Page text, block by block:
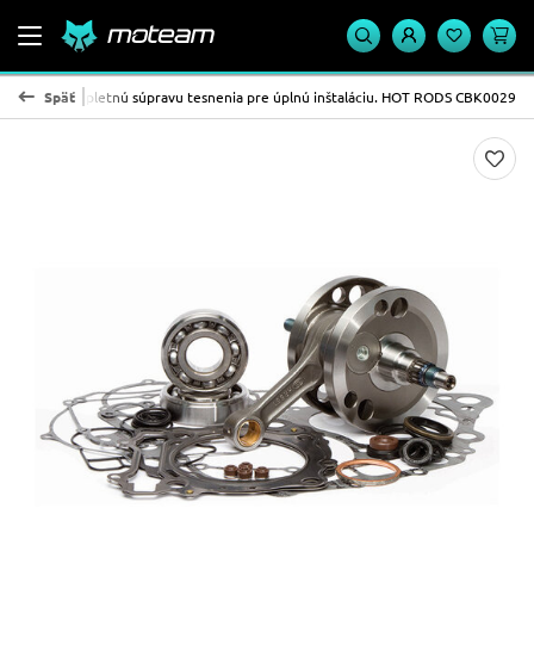
Späť
a kompletnú súpravu tesnenia pre úplnú inštaláciu. HOT RODS CBK0029